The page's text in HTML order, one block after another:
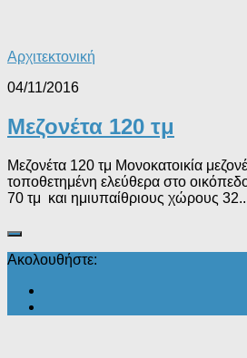
Αρχιτεκτονική
04/11/2016
Μεζονέτα 120 τμ
Μεζονέτα 120 τμ Μονοκατοικία
τοποθετημένη ελεύθερα στο
70 τμ και ημιυπαίθριους χώρους
Ακολουθήστε: